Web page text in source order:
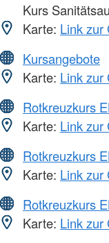
Kurs
Karte: Link zur
Kursangebote
Karte: Link zur
Rotkreuzkurs
Karte: Link zur
Rotkreuzkurs
Karte: Link zur
Rotkreuzkurs
Karte: Link zur